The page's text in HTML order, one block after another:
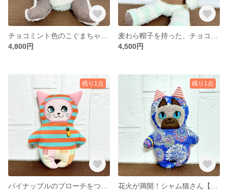
4,800円
4,500円
残り1点 残り1点